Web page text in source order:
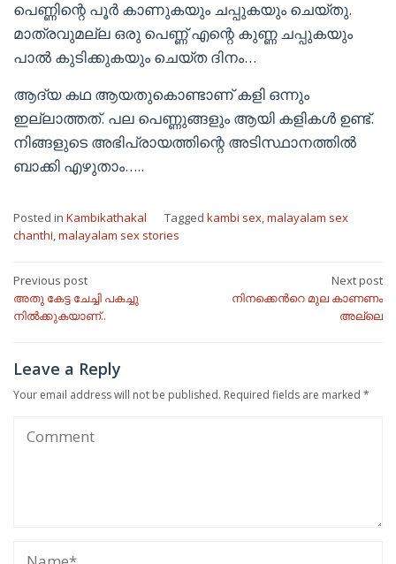
പെണ്ണിന്റെ പൂർ കാണുകയും ചപ്പുകയും ചെയ്തു.
മാത്രവുമല്ല ഒരു പെണ്ണ് എന്റെ കുണ്ണ ചപ്പുകയും
പാൽ കുടിക്കുകയും ചെയ്ത ദിനം…
ആദ്യ കഥ ആയതുകൊണ്ടാണ് കളി ഒന്നും
ഇല്ലാത്തത്. പല പെണ്ണുങ്ങളും ആയി കളികൾ ഉണ്ട്.
നിങ്ങളുടെ അഭിപ്രായത്തിന്റെ അടിസ്ഥാനത്തിൽ
ബാക്കി എഴുതാം…..
Posted in Kambikathakal Tagged kambi sex,malayalam sex
chanthi,malayalam sex stories
Post
navigation
Previous post
അതു കേട്ട ചേച്ചി പകച്ചു
നിൽക്കുകയാണ്..
Next post
നിനക്കെന്‍റെ മുല കാണണം
അല്ലെ
Leave a Reply
Your email address will not be published. Required fields are marked *